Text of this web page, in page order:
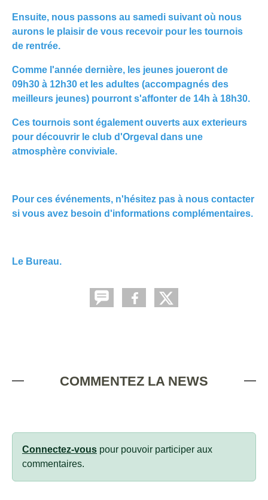
Ensuite, nous passons au samedi suivant où nous
aurons le plaisir de vous recevoir pour les tournois
de rentrée.
Comme l'année dernière, les jeunes joueront de
09h30 à 12h30 et les adultes (accompagnés des
meilleurs jeunes) pourront s'affonter de 14h à 18h30.
Ces tournois sont également ouverts aux exterieurs
pour découvrir le club d'Orgeval dans une
atmosphère conviviale.
Pour ces événements, n'hésitez pas à nous contacter
si vous avez besoin d'informations complémentaires.
Le Bureau.
COMMENTEZ LA NEWS
Connectez-vous pour pouvoir participer aux
commentaires.